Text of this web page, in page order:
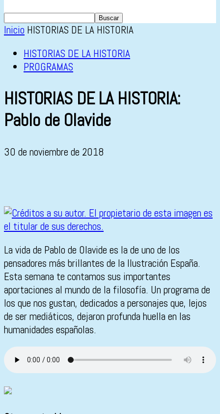
Inicio HISTORIAS DE LA HISTORIA
HISTORIAS DE LA HISTORIA
PROGRAMAS
HISTORIAS DE LA HISTORIA:
Pablo de Olavide
30 de noviembre de 2018
La vida de Pablo de Olavide es la de uno de los
pensadores más brillantes de la Ilustración España.
Esta semana te contamos sus importantes
aportaciones al mundo de la filosofía. Un programa de
los que nos gustan, dedicados a personajes que, lejos
de ser mediáticos, dejaron profunda huella en las
humanidades españolas.